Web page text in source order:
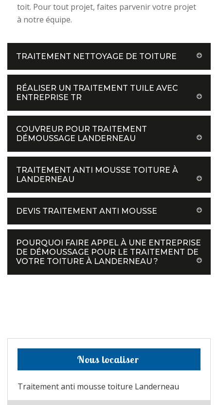
toit. Pour tout projet, faites parvenir votre projet
à notre équipe.
TRAITEMENT NETTOYAGE DE TOITURE
RÉALISER UN TRAITEMENT TUILE AVEC
ENTREPRISE TR
COUVREUR POUR TRAITEMENT
DÉMOUSSAGE LANDERNEAU
TRAITEMENT ANTI MOUSSE TOITURE À
LANDERNEAU
DEVIS TRAITEMENT ANTI MOUSSE
POURQUOI FAIRE APPEL À UNE ENTREPRISE
DE DÉMOUSSAGE POUR LE TRAITEMENT DE
VOTRE TOITURE À LANDERNEAU ?
Nous localiser
Traitement anti mousse toiture Landerneau